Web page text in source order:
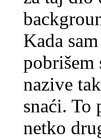
Kada
pobrišem
nazive
snaći. To
netko